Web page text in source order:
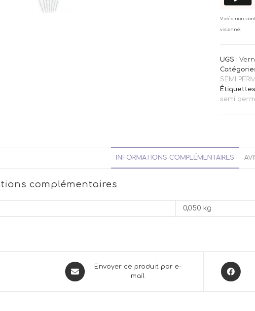
Vidéo non
visionné.
UGS :
SEMI
semi
INFORMATIONS COMPLÉMENTAIRES
complémentaires
0,050 kg
Opens
in
Envoyer ce produit par e-
mail
Opens
in